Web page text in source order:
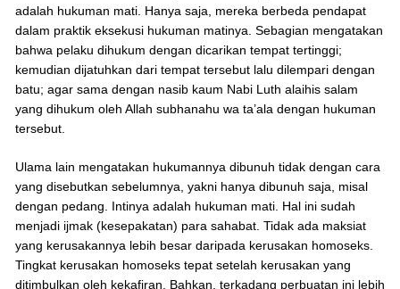
adalah hukuman mati. Hanya saja, mereka berbeda pendapat
dalam praktik eksekusi hukuman matinya. Sebagian mengatakan
bahwa pelaku dihukum dengan dicarikan tempat tertinggi;
kemudian dijatuhkan dari tempat tersebut lalu dilempari dengan
batu; agar sama dengan nasib kaum Nabi Luth alaihis salam
yang dihukum oleh Allah subhanahu wa ta’ala dengan hukuman
tersebut.
Ulama lain mengatakan hukumannya dibunuh tidak dengan cara
yang disebutkan sebelumnya, yakni hanya dibunuh saja, misal
dengan pedang. Intinya adalah hukuman mati. Hal ini sudah
menjadi ijmak (kesepakatan) para sahabat. Tidak ada maksiat
yang kerusakannya lebih besar daripada kerusakan homoseks.
Tingkat kerusakan homoseks tepat setelah kerusakan yang
ditimbulkan oleh kekafiran. Bahkan, terkadang perbuatan ini lebih